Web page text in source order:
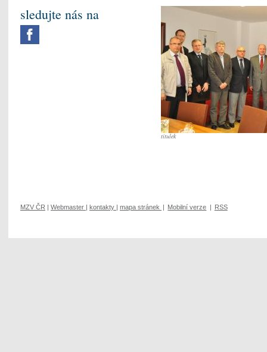
titulek
sledujte nás na
MZV ČR | Webmaster | kontakty | mapa stránek | Mobilní verze | RSS